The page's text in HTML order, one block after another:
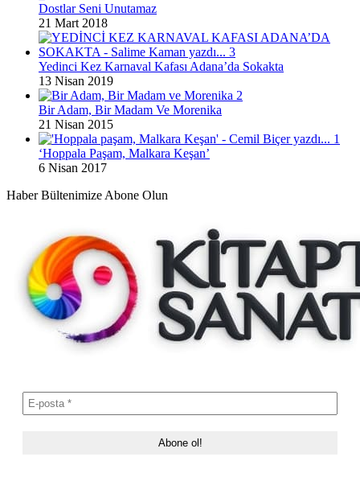
Dostlar Seni Unutamaz
21 Mart 2018
Yedinci Kez Karnaval Kafası Adana’da Sokakta
13 Nisan 2019
Bir Adam, Bir Madam Ve Morenika
21 Nisan 2015
‘Hoppala Paşam, Malkara Keşan’
6 Nisan 2017
Haber Bültenimize Abone Olun